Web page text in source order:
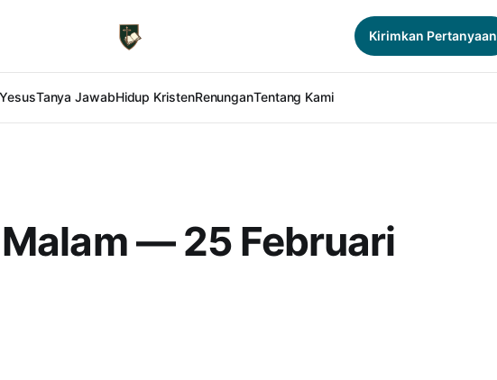
YesusTanya JawabHidup KristenRenunganTentang Kami
Kirimkan Pertanyaan
— 25 Februari